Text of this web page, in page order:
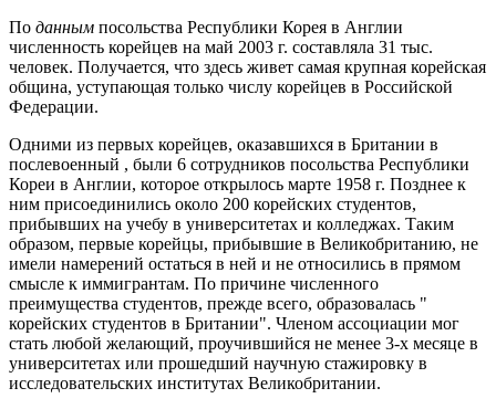
По данным посольства Республики Корея в Англии
численность корейцев на май 2003 г. составляла 31 тыс.
человек. Получается, что здесь живет самая крупная корейская
община, уступающая только числу корейцев в Российской
Федерации.
Одними из первых корейцев, оказавшихся в Британии в
послевоенный , были 6 сотрудников посольства Республики
Кореи в Англии, которое открылось марте 1958 г. Позднее к
ним присоединились около 200 корейских студентов,
прибывших на учебу в университетах и колледжах. Таким
образом, первые корейцы, прибывшие в Великобританию, не
имели намерений остаться в ней и не относились в прямом
смысле к иммигрантам. По причине численного
преимущества студентов, прежде всего, образовалась "
корейских студентов в Британии". Членом ассоциации мог
стать любой желающий, проучившийся не менее 3-х месяце в
университетах или прошедший научную стажировку в
исследовательских институтах Великобритании.